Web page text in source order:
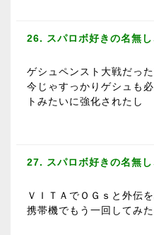
26. スパロボ好きの名無し
ゲシュペンスト大戦だっ
今じゃすっかりゲシュも
トみたいに強化されたし
27. スパロボ好きの名無し
ＶＩＴＡでＯＧｓと外伝
携帯機でもう一回してみ